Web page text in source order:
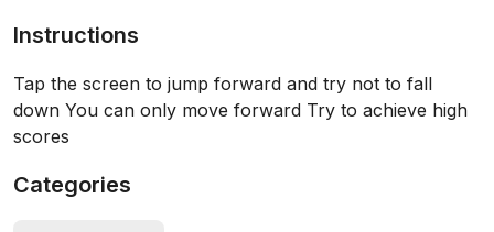
Instructions
Tap the screen to jump forward and try not to fall
down You can only move forward Try to achieve high
scores
Categories